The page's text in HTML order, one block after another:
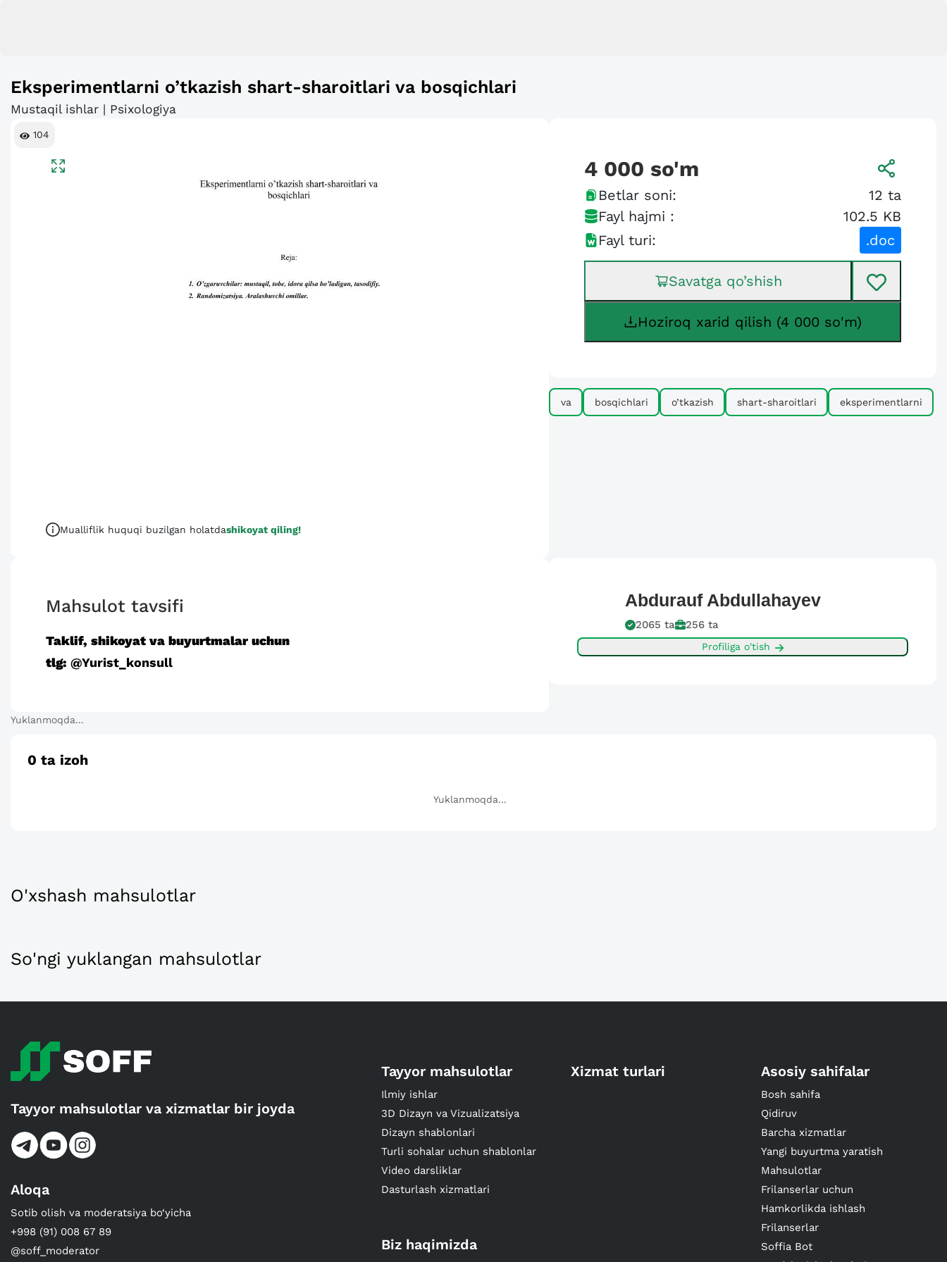
Eksperimentlarni o’tkazish shart-sharoitlari va bosqichlari
Mustaqil ishlar | Psixologiya
104
Mualliflik huquqi buzilgan holatdashikoyat qiling!
4 000 so'm
Betlar soni: 12 ta
Fayl hajmi :
102.5 KB
Fayl turi:
.doc
Savatga qo’shish
Hoziroq xarid qilish (4 000 so'm)
va bosqichlari o’tkazish shart-sharoitlari eksperimentlarni
Mahsulot tavsifi
Taklif, shikoyat va buyurtmalar uchun
tlg: @Yurist_konsull
Abdurauf Abdullahayev
2065 ta 256 ta
Profiliga o'tish
Yuklanmoqda...
0 ta izoh
Yuklanmoqda...
O'xshash mahsulotlar
So'ngi yuklangan mahsulotlar
Tayyor mahsulotlar va xizmatlar bir joyda
Aloqa
Sotib olish va moderatsiya bo‘yicha
+998 (91) 008 67 89
@soff_moderator
Tayyor mahsulotlar
Ilmiy ishlar
3D Dizayn va Vizualizatsiya
Dizayn shablonlari
Turli sohalar uchun shablonlar
Video darsliklar
Dasturlash xizmatlari
Xizmat turlari Asosiy sahifalar
Bosh sahifa
Qidiruv
Barcha xizmatlar
Yangi buyurtma yaratish
Mahsulotlar
Frilanserlar uchun
Hamkorlikda ishlash
Frilanserlar
Soffia Bot
Biz haqimizda